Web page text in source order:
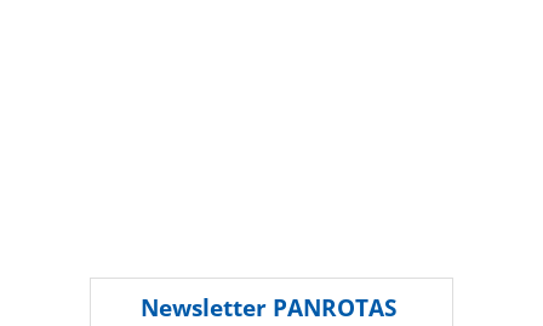
Newsletter PANROTAS